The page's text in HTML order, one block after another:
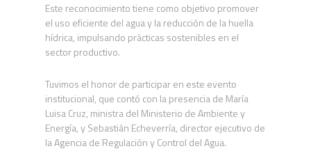
Este reconocimiento tiene como objetivo promover
el uso eficiente del agua y la reducción de la huella
hídrica, impulsando prácticas sostenibles en el
sector productivo.
Tuvimos el honor de participar en este evento
institucional, que contó con la presencia de María
Luisa Cruz, ministra del Ministerio de Ambiente y
Energía, y Sebastián Echeverría, director ejecutivo de
la Agencia de Regulación y Control del Agua.